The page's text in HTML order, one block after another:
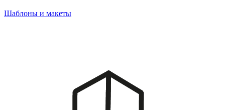
Шаблоны и макеты